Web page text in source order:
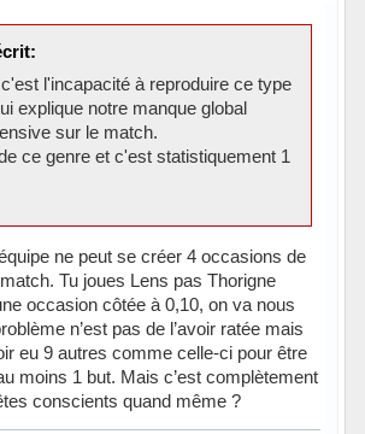
l'incapacité à reproduire ce type
explique notre manque global
sur le match.
ce genre et c'est statistiquement 1
ne peut se créer 4 occasions de
Tu joues Lens pas Thorigne
occasion côtée à 0,10, on va nous
n’est pas de l’avoir ratée mais
eu 9 autres comme celle-ci pour être
moins 1 but. Mais c’est complètement
conscients quand même ?